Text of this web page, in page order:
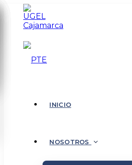
INICIO
NOSOTROS